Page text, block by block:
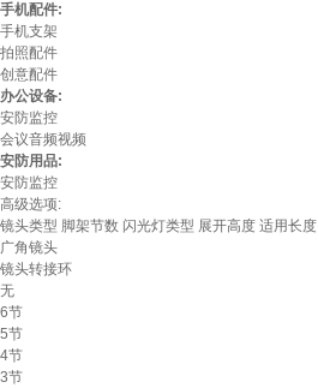
手机配件:
手机支架
拍照配件
创意配件
办公设备:
安防监控
会议音频视频
安防用品:
安防监控
高级选项:
镜头类型 脚架节数 闪光灯类型 展开高度 适用长度
广角镜头
镜头转接环
无
6节
5节
4节
3节